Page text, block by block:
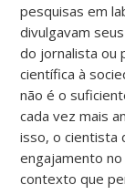
pesquisas em
divulgavam
do jornalista ou
científica à
não é o
cada vez mais
isso, o cientista
engajamento
contexto que